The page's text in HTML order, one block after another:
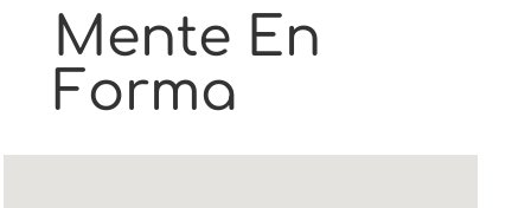
Mente En
Forma